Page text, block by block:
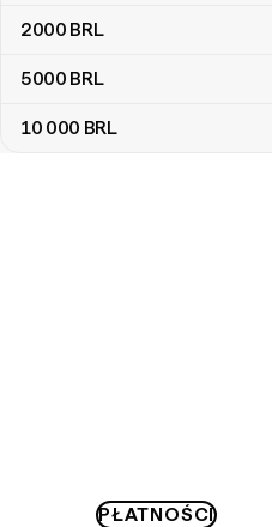
2000 BRL
5000 BRL
10 000 BRL
PŁATNOŚCI